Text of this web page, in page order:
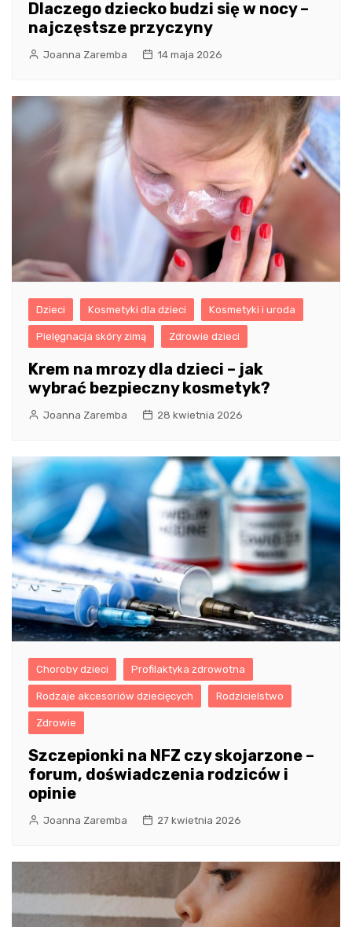
Dlaczego dziecko budzi się w nocy –
najczęstsze przyczyny
Joanna Zaremba 14 maja 2026
Dzieci Kosmetyki dla dzieci Kosmetyki i uroda
Pielęgnacja skóry zimą Zdrowie dzieci
Krem na mrozy dla dzieci – jak
wybrać bezpieczny kosmetyk?
Joanna Zaremba 28 kwietnia 2026
Choroby dzieci Profilaktyka zdrowotna
Rodzaje akcesoriów dziecięcych Rodzicielstwo
Zdrowie
Szczepionki na NFZ czy skojarzone –
forum, doświadczenia rodziców i
opinie
Joanna Zaremba 27 kwietnia 2026